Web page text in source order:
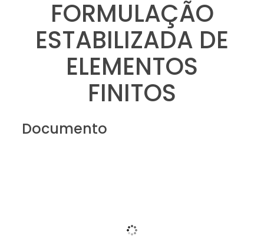
FORMULAÇÃO
ESTABILIZADA DE
ELEMENTOS
FINITOS
Documento